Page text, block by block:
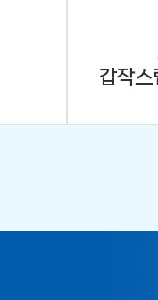
갑작스